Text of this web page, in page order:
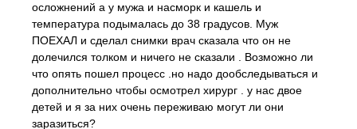
осложнений а у мужа и насморк и кашель и
температура подымалась до 38 градусов. Муж
ПОЕХАЛ и сделал снимки врач сказала что он не
долечился толком и ничего не сказали . Возможно ли
что опять пошел процесс .но надо дообследываться и
дополнительно чтобы осмотрел хирург . у нас двое
детей и я за них очень переживаю могут ли они
заразиться?